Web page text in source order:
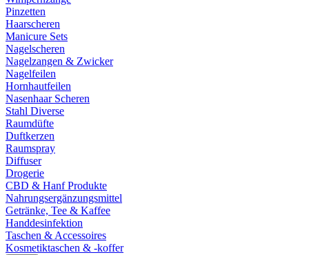
Pinzetten
Haarscheren
Manicure Sets
Nagelscheren
Nagelzangen & Zwicker
Nagelfeilen
Hornhautfeilen
Nasenhaar Scheren
Stahl Diverse
Raumdüfte
Duftkerzen
Raumspray
Diffuser
Drogerie
CBD & Hanf Produkte
Nahrungsergänzungsmittel
Getränke, Tee & Kaffee
Handdesinfektion
Taschen & Accessoires
Kosmetiktaschen & -koffer